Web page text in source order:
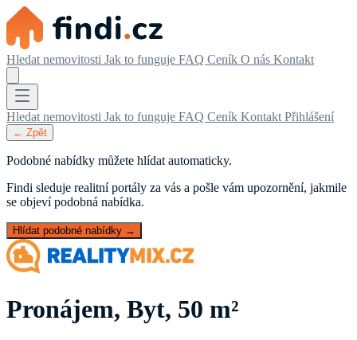
Hledat nemovitosti Jak to funguje FAQ Ceník O nás Kontakt
Hledat nemovitosti Jak to funguje FAQ Ceník Kontakt Přihlášení
← Zpět
Podobné nabídky můžete hlídat automaticky.
Findi sleduje realitní portály za vás a pošle vám upozornění, jakmile
se objeví podobná nabídka.
Hlídat podobné nabídky →
Pronájem, Byt, 50 m²